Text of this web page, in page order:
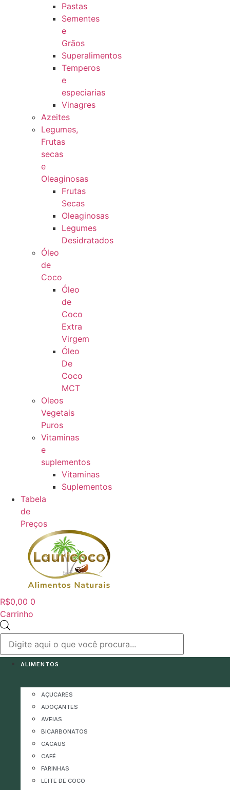
Pastas
Sementes
e
Grãos
Superalimentos
Temperos
e
especiarias
Vinagres
Azeites
Legumes,
Frutas
secas
e
Oleaginosas
Frutas
Secas
Oleaginosas
Legumes
Desidratados
Óleo
de
Coco
Óleo
de
Coco
Extra
Virgem
Óleo
De
Coco
MCT
Oleos
Vegetais
Puros
Vitaminas
e
suplementos
Vitaminas
Suplementos
Tabela
de
Preços
R$0,00 0
Carrinho
produtos
ALIMENTOS
AÇUCARES
ADOÇANTES
AVEIAS
BICARBONATOS
CACAUS
CAFÉ
FARINHAS
LEITE DE COCO